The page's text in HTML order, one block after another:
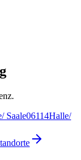
Saale06114Halle/